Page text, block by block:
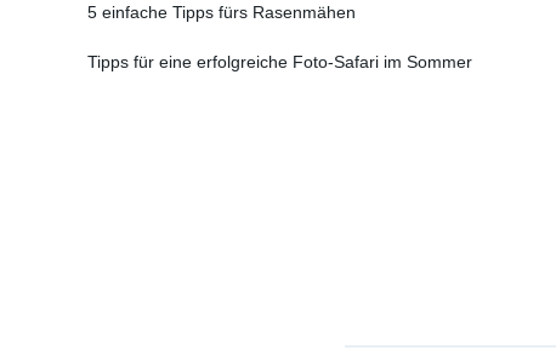
5 einfache Tipps fürs Rasenmähen
Tipps für eine erfolgreiche Foto-Safari im Sommer